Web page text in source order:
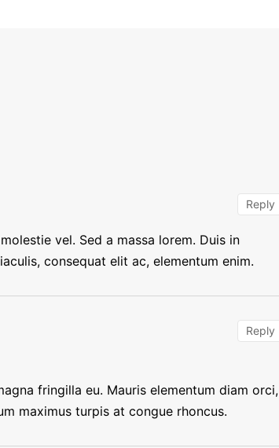
vel. Sed a massa lorem. Duis in
consequat elit ac, elementum enim.
Reply
fringilla eu. Mauris elementum diam orci,
maximus turpis at congue rhoncus.
Reply